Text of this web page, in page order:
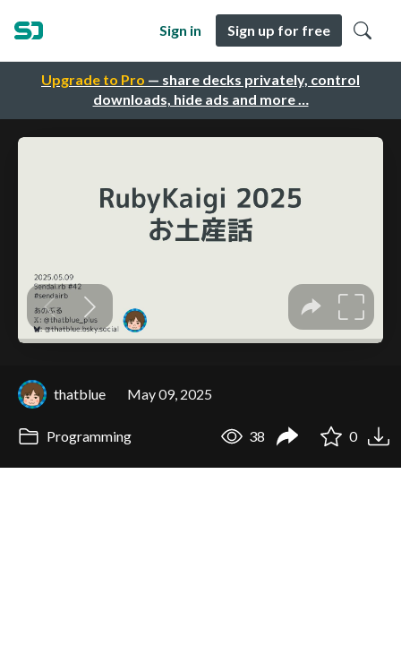
Upgrade to Pro — share decks privately, control
downloads, hide ads and more …
Sign in Sign up for free
thatblue May 09, 2025
Programming 38 0